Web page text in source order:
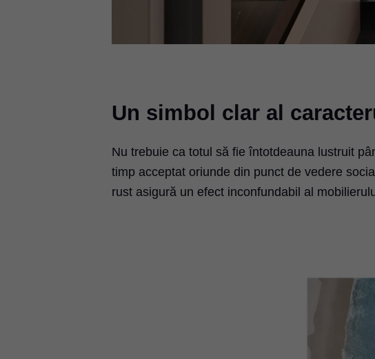
Un simbol clar al
Nu trebuie ca totul să fie întotdeauna lustruit
timp acceptat oriunde din punct de vedere
rust asigură un efect inconfundabil al